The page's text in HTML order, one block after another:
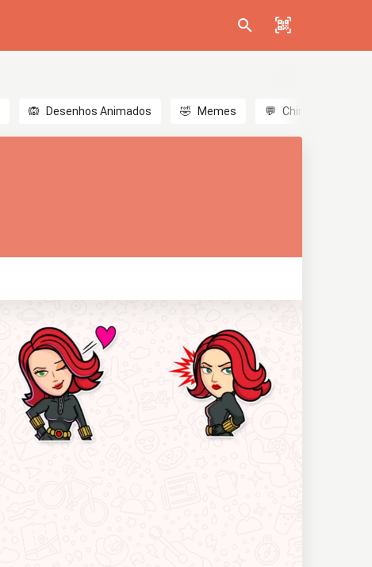
🙉 Desenhos Animados 🤣 Memes 💬 Chinês